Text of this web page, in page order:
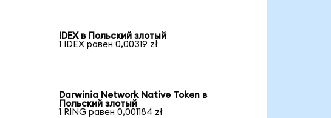
IDEX в Польский злотый
1 IDEX равен 0,00319 zł
Darwinia Network Native Token в
Польский злотый
1 RING равен 0,001184 zł